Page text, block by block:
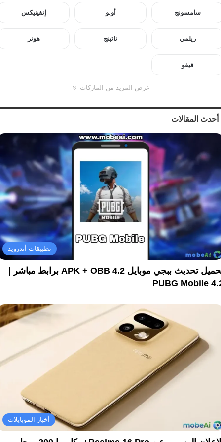
سامسونج أوبو إنفينيكس
ريلمي ناثينج هونر
فيفو
عرض المزيد من الماركات
أحدث المقالات
تطبيقات أندرويد
تحميل تحديث ببجي موبايل 4.2 APK + OBB برابط مباشر |
PUBG Mobile
أخبار الموبايلات